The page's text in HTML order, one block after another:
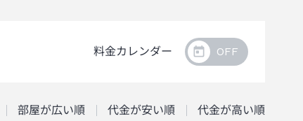
料金カレンダー
部屋が広い順 代金が安い順 代金が高い順